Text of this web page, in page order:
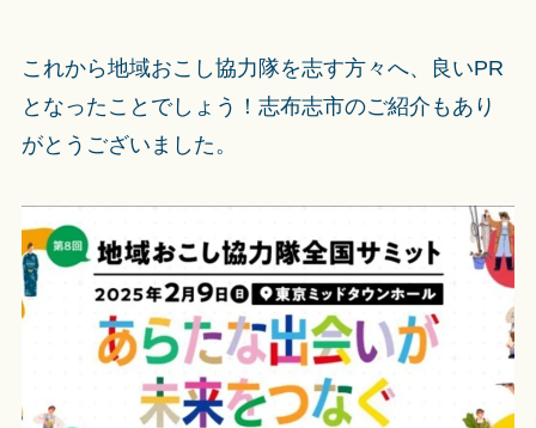
これから地域おこし協力隊を志す方々へ、良いPR
となったことでしょう！志布志市のご紹介もあり
がとうございました。